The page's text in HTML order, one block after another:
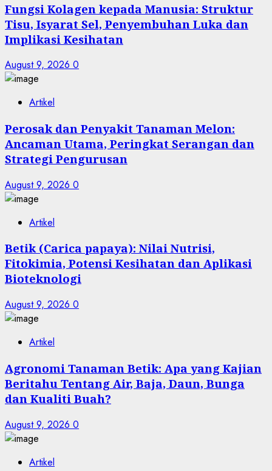
Fungsi Kolagen kepada Manusia: Struktur
Tisu, Isyarat Sel, Penyembuhan Luka dan
Implikasi Kesihatan
August 9, 2026 0
Artikel
Perosak dan Penyakit Tanaman Melon:
Ancaman Utama, Peringkat Serangan dan
Strategi Pengurusan
August 9, 2026 0
Artikel
Betik (Carica papaya): Nilai Nutrisi,
Fitokimia, Potensi Kesihatan dan Aplikasi
Bioteknologi
August 9, 2026 0
Artikel
Agronomi Tanaman Betik: Apa yang Kajian
Beritahu Tentang Air, Baja, Daun, Bunga
dan Kualiti Buah?
August 9, 2026 0
Artikel